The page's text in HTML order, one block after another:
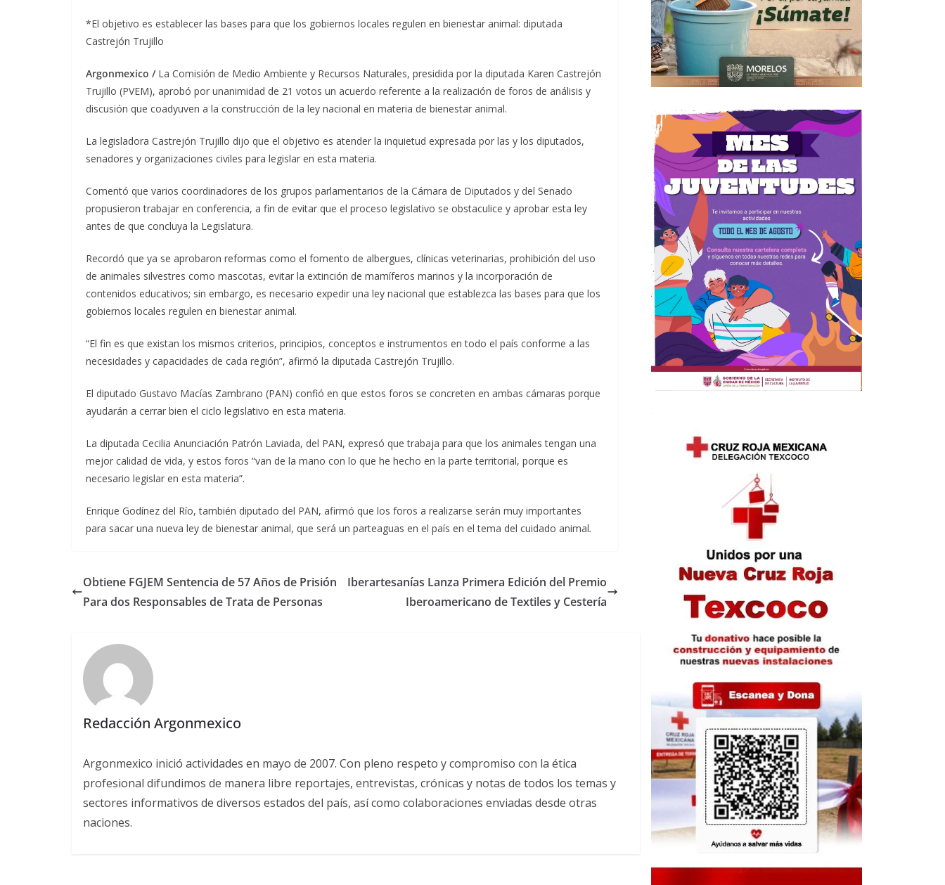
*El objetivo es establecer las bases para que los gobiernos locales regulen en bienestar animal: diputada
Castrejón Trujillo
Argonmexico / La Comisión de Medio Ambiente y Recursos Naturales, presidida por la diputada Karen Castrejón
Trujillo (PVEM), aprobó por unanimidad de 21 votos un acuerdo referente a la realización de foros de análisis y
discusión que coadyuven a la construcción de la ley nacional en materia de bienestar animal.
La legisladora Castrejón Trujillo dijo que el objetivo es atender la inquietud expresada por las y los diputados,
senadores y organizaciones civiles para legislar en esta materia.
Comentó que varios coordinadores de los grupos parlamentarios de la Cámara de Diputados y del Senado
propusieron trabajar en conferencia, a fin de evitar que el proceso legislativo se obstaculice y aprobar esta ley
antes de que concluya la Legislatura.
Recordó que ya se aprobaron reformas como el fomento de albergues, clínicas veterinarias, prohibición del uso
de animales silvestres como mascotas, evitar la extinción de mamíferos marinos y la incorporación de
contenidos educativos; sin embargo, es necesario expedir una ley nacional que establezca las bases para que los
gobiernos locales regulen en bienestar animal.
“El fin es que existan los mismos criterios, principios, conceptos e instrumentos en todo el país conforme a las
necesidades y capacidades de cada región”, afirmó la diputada Castrejón Trujillo.
El diputado Gustavo Macías Zambrano (PAN) confió en que estos foros se concreten en ambas cámaras porque
ayudarán a cerrar bien el ciclo legislativo en esta materia.
La diputada Cecilia Anunciación Patrón Laviada, del PAN, expresó que trabaja para que los animales tengan una
mejor calidad de vida, y estos foros “van de la mano con lo que he hecho en la parte territorial, porque es
necesario legislar en esta materia”.
Enrique Godínez del Río, también diputado del PAN, afirmó que los foros a realizarse serán muy importantes
para sacar una nueva ley de bienestar animal, que será un parteaguas en el país en el tema del cuidado animal.
Obtiene FGJEM Sentencia de 57 Años de Prisión
Para dos Responsables de Trata de Personas
Iberartesanías Lanza Primera Edición del Premio
Iberoamericano de Textiles y Cestería
Redacción Argonmexico
Argonmexico inició actividades en mayo de 2007. Con pleno respeto y compromiso con la ética
profesional difundimos de manera libre reportajes, entrevistas, crónicas y notas de todos los temas y
sectores informativos de diversos estados del país, así como colaboraciones enviadas desde otras
naciones.